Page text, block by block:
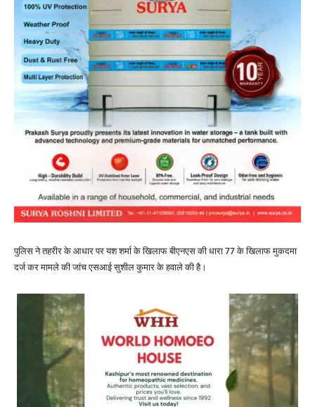
पुलिस ने तहरीर के आधार पर यश शर्मा के खिलाफ बीएनएस की धारा 77 के खिलाफ मुकदमा
दर्ज कर मामले की जांच एसआई सुशील कुमार के हवाले की है।